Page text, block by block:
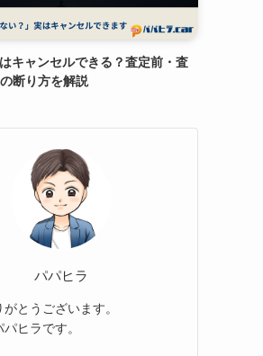
キャンセルできる？査定前・査
断り方を解説
パパヒラ
とうございます。
ヒラです。